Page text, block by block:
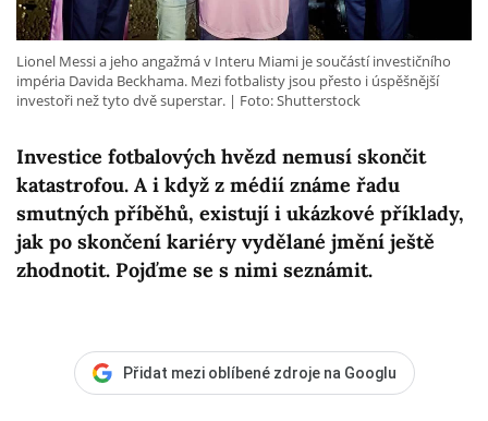
Investice fotbalových hvězd nemusí skončit
katastrofou. A i když z médií známe řadu
smutných příběhů, existují i ukázkové příklady,
jak po skončení kariéry vydělané jmění ještě
zhodnotit. Pojďme se s nimi seznámit.
Lionel Messi a jeho angažmá v Interu Miami je součástí investičního
impéria Davida Beckhama. Mezi fotbalisty jsou přesto i úspěšnější
investoři než tyto dvě superstar.
Foto: Shutterstock
Přidat mezi oblíbené zdroje na Googlu